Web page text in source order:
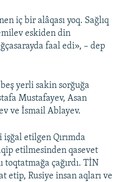
iç bir alâqası yoq. Sağlıq
eskiden din
faal edi», – dep
yerli sakin sorğuğa
Mustafayev, Asan
ve İsmail Ablayev.
etilgen Qırımda
etilmesinden qasevet
çağırdı. TİN
etip, Rusiye insan aqları ve